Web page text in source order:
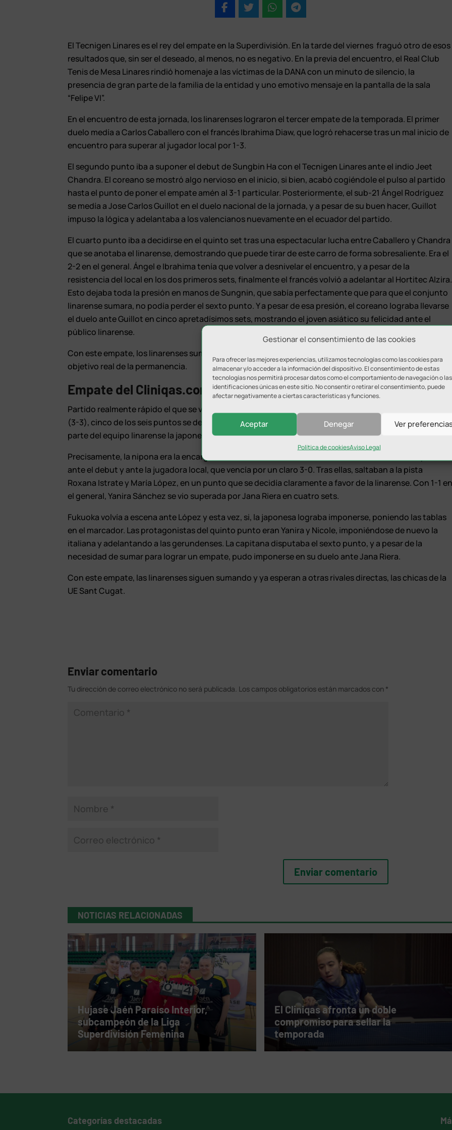
Gestionar el consentimiento de las cookies
Para ofrecer las mejores experiencias, utilizamos tecnologías como las cookies para
almacenar y/o acceder a la información del dispositivo. El consentimiento de estas
tecnologías nos permitirá procesar datos como el comportamiento de navegación o las
identificaciones únicas en este sitio. No consentir o retirar el consentimiento, puede
afectar negativamente a ciertas características y funciones.
Aceptar Denegar Ver
Política de cookiesAviso Legal
El Tecnigen Linares es el rey del empate en la Superdivisión. En la tarde del viernes fraguó otro de esos
resultados que, sin ser el deseado, al menos, no es negativo. En la previa del encuentro, el Real Club
Tenis de Mesa Linares rindió homenaje a las víctimas de la DANA con un minuto de silencio, la
presencia de gran parte de la familia de la entidad y uno emotivo mensaje en la pantalla de la sala
“Felipe VI”.
En el encuentro de esta jornada, los linarenses lograron el tercer empate de la temporada. El primer
duelo medía a Carlos Caballero con el francés Ibrahima Diaw, que logró rehacerse tras un mal inicio de
encuentro para superar al jugador local por 1-3.
El segundo punto iba a suponer el debut de Sungbin Ha con el Tecnigen Linares ante el indio Jeet
Chandra. El coreano se mostró algo nervioso en el inicio, si bien, acabó cogiéndole el pulso al partido
hasta el punto de poner el empate amén al 3-1 particular. Posteriormente, el sub-21 Ángel Rodríguez
se medía a Jose Carlos Guillot en el duelo nacional de la jornada, y a pesar de su buen hacer, Guillot
impuso la lógica y adelantaba a los valencianos nuevamente en el ecuador del partido.
El cuarto punto iba a decidirse en el quinto set tras una espectacular lucha entre Caballero y Chandra
que se anotaba el linarense, demostrando que puede tirar de este carro de forma sobresaliente. Era el
2-2 en el general. Ángel e Ibrahima tenía que volver a desnivelar el encuentro, y a pesar de la
resistencia del local en los dos primeros sets, finalmente el francés volvió a adelantar al Hortitec Alzira.
Esto dejaba toda la presión en manos de Sungnin, que sabía perfectamente que para que el conjunto
linarense sumara, no podía perder el sexto punto. Y a pesar de esa presión, el coreano lograba llevarse
el duelo ante Guillot en cinco apretadísimos sets, mostrando el joven asiático su felicidad ante el
público linarense.
Con este empate, los linarenses suman tres puntos, lo que hace que el equipo no se desenganche del
objetivo real de la permanencia.
Empate del Cliniqas.com
Partido realmente rápido el que se vio en la tarde del viernes en Figueres, y es que a pesar del empate
(3-3), cinco de los seis puntos se decidieron en tan solo tres sets. En este encuentro debutaba por
parte del equipo linarense la japonesa Noa Fukuoka.
Precisamente, la nipona era la encargada de abrir el duelo ante la italiana Nicole Arlia. Se vio superada
ante el debut y ante la jugadora local, que vencía por un claro 3-0. Tras ellas, saltaban a la pista
Roxana Istrate y María López, en un punto que se decidía claramente a favor de la linarense. Con 1-1
el general, Yanira Sánchez se vio superada por Jana Riera en cuatro sets.
Fukuoka volvía a escena ante López y esta vez, si, la japonesa lograba imponerse, poniendo las tablas
en el marcador. Las protagonistas del quinto punto eran Yanira y Nicole, imponiéndose de nuevo la
italiana y adelantando a las gerundenses. La capitana disputaba el sexto punto, y a pesar de la
necesidad de sumar para lograr un empate, pudo imponerse en su duelo ante Jana Riera.
Con este empate, las linarenses siguen sumando y ya esperan a otras rivales directas, las chicas de la
UE Sant Cugat.
Enviar comentario
Tu dirección de correo electrónico no será publicada. Los campos obligatorios están marcados con *
NOTICIAS RELACIONADAS
Hujase Jaén Paraíso Interior,
subcampeón de la Liga
Superdivisión Femenina
El Cliniqas afronta un doble
compromiso para sellar la
temporada
Categorías destacadas